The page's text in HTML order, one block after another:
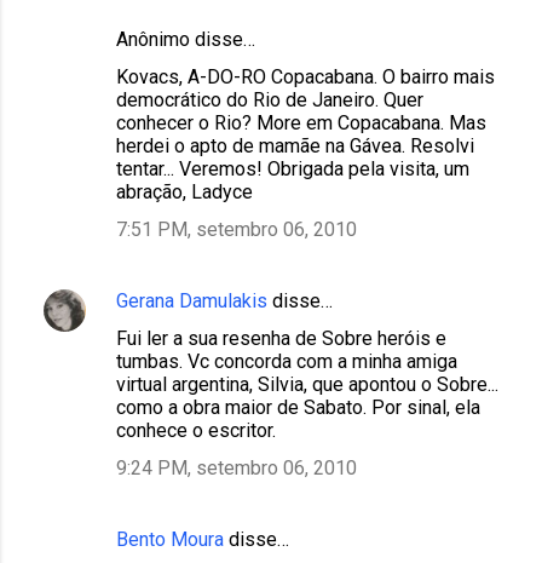
Anônimo disse…
Kovacs, A-DO-RO Copacabana. O bairro mais
democrático do Rio de Janeiro. Quer
conhecer o Rio? More em Copacabana. Mas
herdei o apto de mamãe na Gávea. Resolvi
tentar... Veremos! Obrigada pela visita, um
abração, Ladyce
7:51 PM, setembro 06, 2010
Gerana Damulakis disse…
Fui ler a sua resenha de Sobre heróis e
tumbas. Vc concorda com a minha amiga
virtual argentina, Silvia, que apontou o Sobre...
como a obra maior de Sabato. Por sinal, ela
conhece o escritor.
9:24 PM, setembro 06, 2010
Bento Moura disse…